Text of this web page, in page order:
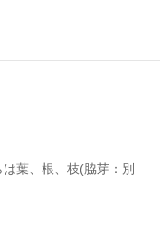
葉、根、枝(脇芽：別